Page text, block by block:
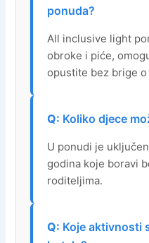
ponuda?
All inclusive light
obroke i piće,
opustite bez brige
Koliko djece
U ponudi je
godina koje boravi
roditeljima.
Koje aktivnosti